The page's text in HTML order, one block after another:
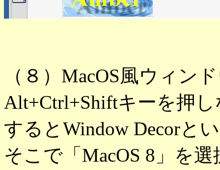
（８）MacOS風ウィン
Alt+Ctrl+Shiftキーを押
するとWindow Decorと
そこで「MacOS 8」を